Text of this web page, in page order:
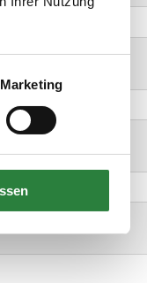
Marketing